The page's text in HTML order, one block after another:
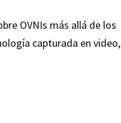
OVNIs más allá de los
capturada en video,